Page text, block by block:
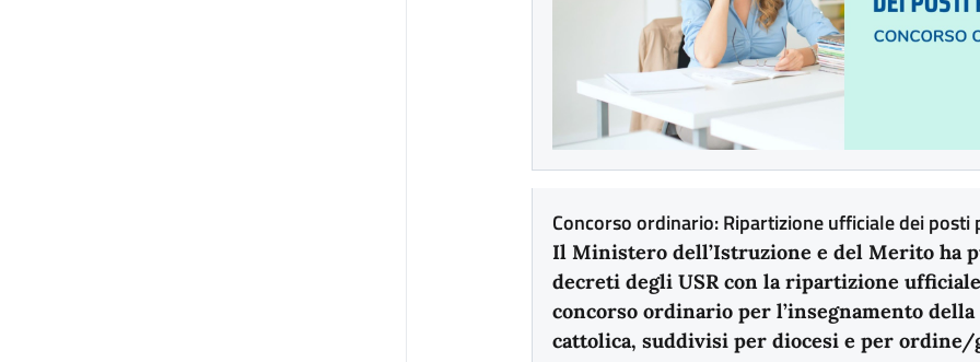
Concorso ordinario: Ripartizione ufficiale dei posti
Il Ministero dell’Istruzione e del Merito ha
decreti degli USR con la ripartizione
concorso ordinario per l’insegnamento
cattolica, suddivisi per diocesi e per ordine/